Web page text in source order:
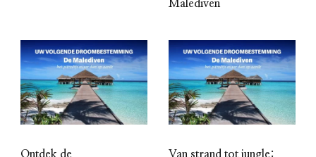
Malediven
Ontdek de Van strand tot jungle: